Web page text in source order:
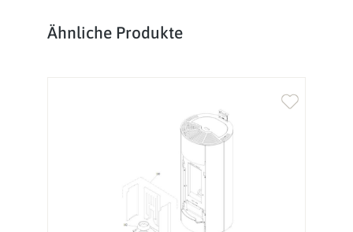
Produktgalerie überspringen
Ähnliche Produkte